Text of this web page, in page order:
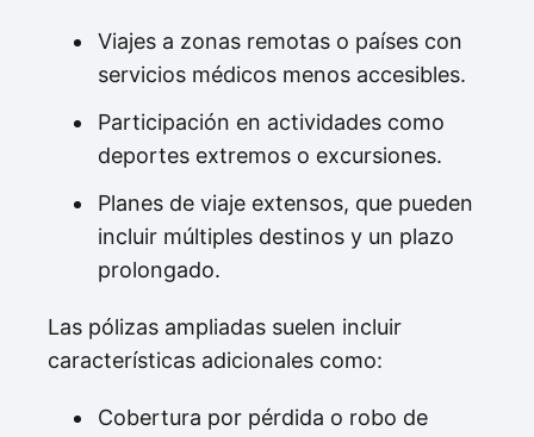
Viajes a zonas remotas o países con
servicios médicos menos accesibles.
Participación en actividades como
deportes extremos o excursiones.
Planes de viaje extensos, que pueden
incluir múltiples destinos y un plazo
prolongado.
Las pólizas ampliadas suelen incluir
características adicionales como:
Cobertura por pérdida o robo de